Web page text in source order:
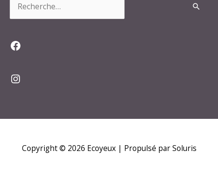
Facebook
Instagram
Copyright © 2026 Ecoyeux| Propulsé par Soluris